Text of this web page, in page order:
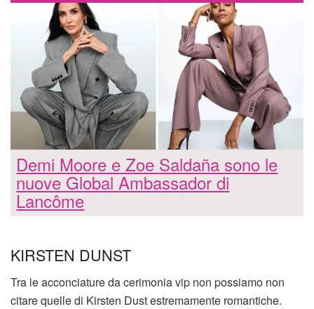
Demi Moore e Zoe Saldaña sono le
nuove Global Ambassador di
Lancôme
KIRSTEN DUNST
Tra le acconciature da cerimonia vip non possiamo non
citare quelle di Kirsten Dust estremamente romantiche.